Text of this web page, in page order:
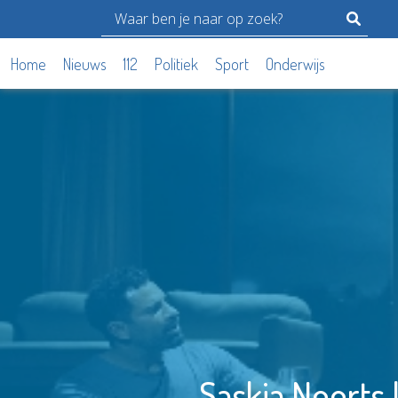
Home Nieuws 112 Politiek Sport Onderwijs